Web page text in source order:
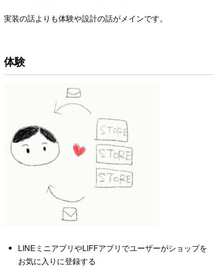
実装の話よりも体験や設計の話がメインです。
体験
LINEミニアプリやLIFFアプリでユーザーがショップを
お気に入りに登録する